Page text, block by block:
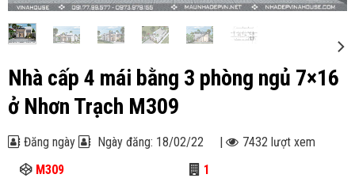
Nhà cấp 4 mái bằng 3 phòng ngủ 7×16
ở Nhơn Trạch M309
Đăng ngày Ngày đăng: 18/02/22 |
7432 lượt xem
M309
1